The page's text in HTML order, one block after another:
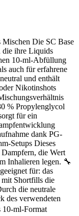
Mischen Die SC Base
die ihre Liquids
10-ml-Abfüllung
auch für erfahrene
und enthält
Nikotinshots
% Propylenglycol
für ein
dank PG-
Setups Dieses
die Wert
Inhalieren legen. 🔧
für: das
Shortfills die
die neutrale
des verwendeten
10-ml-Format